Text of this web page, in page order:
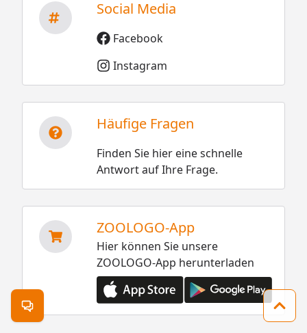
Social Media
Facebook
Instagram
Häufige Fragen
Finden Sie hier eine schnelle
Antwort auf Ihre Frage.
ZOOLOGO-App
Hier können Sie unsere
ZOOLOGO-App herunterladen
Kontakt öffnen